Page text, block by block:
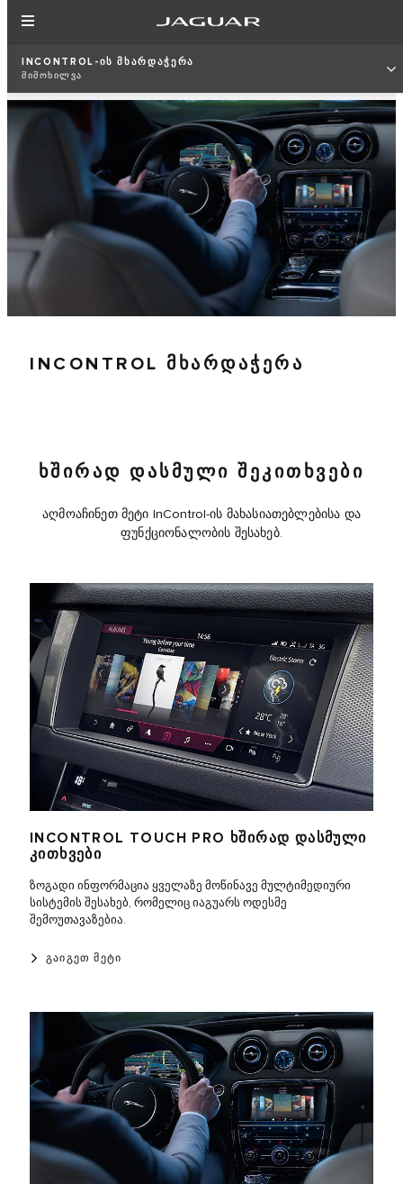
INCONTROL-ᲘᲡ ᲛᲮᲐᲠᲓᲐᲭᲔᲠᲐ
ᲛᲘᲛᲝᲮᲘᲚᲕᲐ
INCONTROL ᲛᲮᲐᲠᲓᲐᲭᲔᲠᲐ
ᲮᲨᲘᲠᲐᲓ ᲓᲐᲡᲛᲣᲚᲘ ᲨᲔᲙᲘᲗᲮᲕᲔᲑᲘ
აღმოაჩინეთ მეტი InControl-ის მახასიათებლებისა და
ფუნქციონალობის შესახებ.
INCONTROL TOUCH PRO ᲮᲨᲘᲠᲐᲓ ᲓᲐᲡᲛᲣᲚᲘ
ᲙᲘᲗᲮᲕᲔᲑᲘ
ზოგადი ინფორმაცია ყველაზე მოწინავე მულტიმედიური
სისტემის შესახებ, რომელიც იაგუარს ოდესმე
შემოუთავაზებია.
ᲒᲐᲘᲒᲔᲗ ᲛᲔᲢᲘ